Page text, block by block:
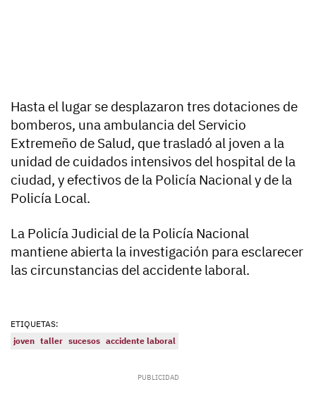
Hasta el lugar se desplazaron tres dotaciones de
bomberos, una ambulancia del Servicio
Extremeño de Salud, que trasladó al joven a la
unidad de cuidados intensivos del hospital de la
ciudad, y efectivos de la Policía Nacional y de la
Policía Local.
La Policía Judicial de la Policía Nacional
mantiene abierta la investigación para esclarecer
las circunstancias del accidente laboral.
ETIQUETAS:
joven taller sucesos accidente laboral